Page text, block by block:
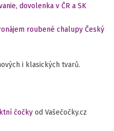
dovolenka v ČR a SK
roubené chalupy Český
i klasických tvarů.
čočky od Vašečočky.cz